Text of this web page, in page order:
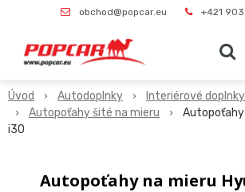
obchod@popcar.eu +421 903
Úvod Autodoplnky Interiérové doplnky
Autopoťahy šité na mieru
Autopoťahy
i30
Autopoťahy na mieru